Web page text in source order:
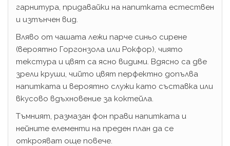
гарнитура, придавайки на напитката естествен
и изтънчен вид.
Вляво от чашата лежи парче синьо сирене
(вероятно Горгонзола или Рокфор), чиято
текстура и цвят са ясно видими. Вдясно са две
зрели круши, чийто цвят перфектно допълва
напитката и вероятно служи като съставка или
вкусово вдъхновение за коктейла.
Тъмният, размазан фон прави напитката и
нейните елементи на преден план да се
открояват още повече.